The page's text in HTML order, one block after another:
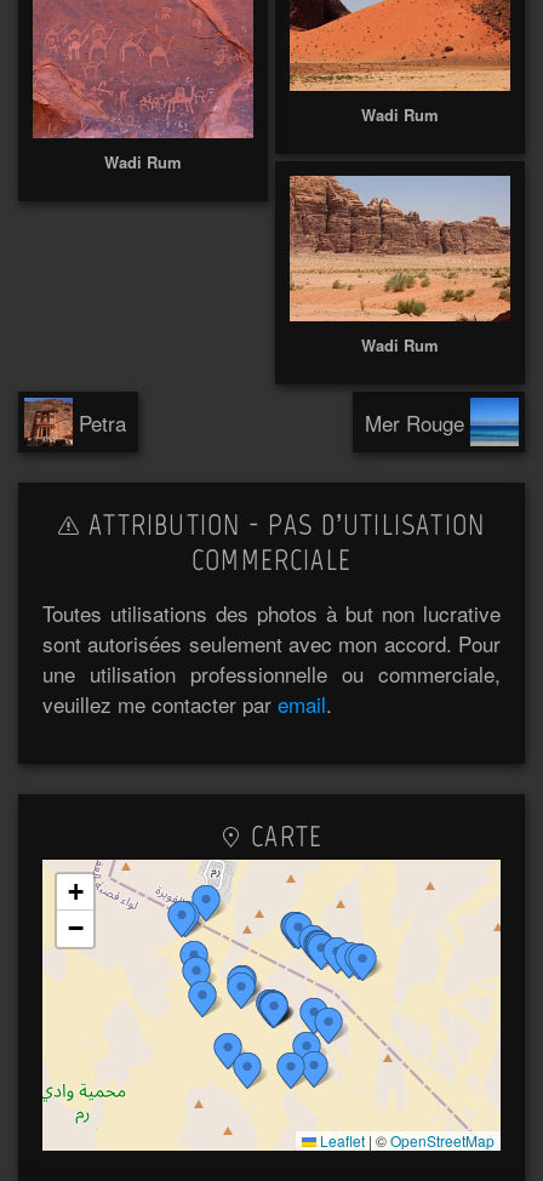
Wadi Rum
Wadi Rum
Wadi Rum
Petra Mer Rouge
ATTRIBUTION - PAS D’UTILISATION
COMMERCIALE
Toutes utilisations des photos à but non lucrative
sont autorisées seulement avec mon accord. Pour
une utilisation professionnelle ou commerciale,
veuillez me contacter par email.
CARTE
+
−
Leaflet | ©OpenStreetMap